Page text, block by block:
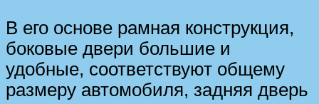
В его основе рамная конструкция,
боковые двери большие и
удобные, соответствуют общему
размеру автомобиля, задняя дверь